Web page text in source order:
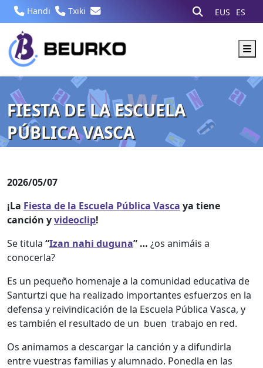
Handi Txiki EUS ES
FIESTA DE LA ESCUELA
PÚBLICA VASCA
2026/05/07
¡La Fiesta de la Escuela Pública Vasca ya tiene
canción yvideoclip!
Se titula “Izan nahi duguna” … ¿os animáis a
conocerla?
Es un pequeño homenaje a la comunidad educativa de
Santurtzi que ha realizado importantes esfuerzos en la
defensa y reivindicación de la Escuela Pública Vasca, y
es también el resultado de un buen trabajo en red.
Os animamos a descargar la canción y a difundirla
entre vuestras familias y alumnado. Ponedla en las